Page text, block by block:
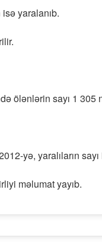
yaralanıb.
ölənlərin sayı 1 305
yə, yaralıların
məlumat yayıb.